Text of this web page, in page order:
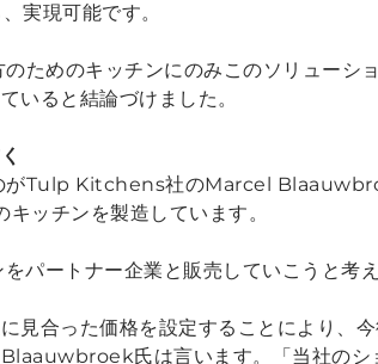
実現可能です。
ためのキッチンにのみこのソリューシ
いると結論づけました。
がTulp Kitchens社のMarcel
ッチンを製造しています。
パートナー企業と販売していこうと考え
見合った価格を設定することにより、
氏は言います。「当社のシ